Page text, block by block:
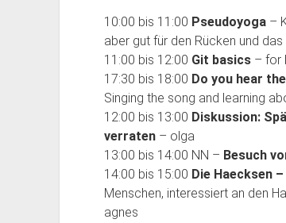
10:00 bis 11:00 Pseudoyoga –
aber gut für den Rücken und
11:00 bis 12:00 Git basics– for
17:30 bis 18:00 Do you hear
Singing the song and learning
12:00 bis 13:00 Diskussion:
verraten– olga
13:00 bis 14:00 NN – Besuch
14:00 bis 15:00 Die Haecksen
Menschen, interessiert an den
agnes